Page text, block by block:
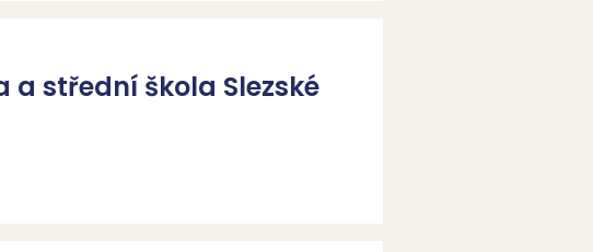
a střední škola Slezské